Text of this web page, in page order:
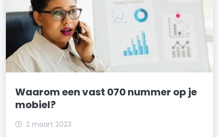
Waarom een vast 070 nummer op je
mobiel?
2 maart 2023